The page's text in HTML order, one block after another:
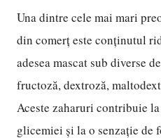
Una dintre cele mai mari
din comerț este conținutul
adesea mascat sub diverse
fructoză, dextroză,
Aceste zaharuri contribuie
glicemiei și la o senzație de